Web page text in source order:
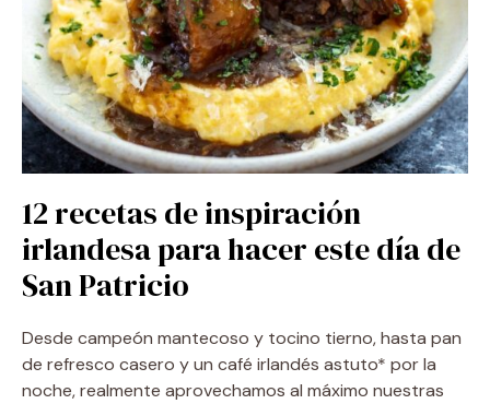
12 recetas de inspiración
irlandesa para hacer este día de
San Patricio
Desde campeón mantecoso y tocino tierno, hasta pan
de refresco casero y un café irlandés astuto* por la
noche, realmente aprovechamos al máximo nuestras